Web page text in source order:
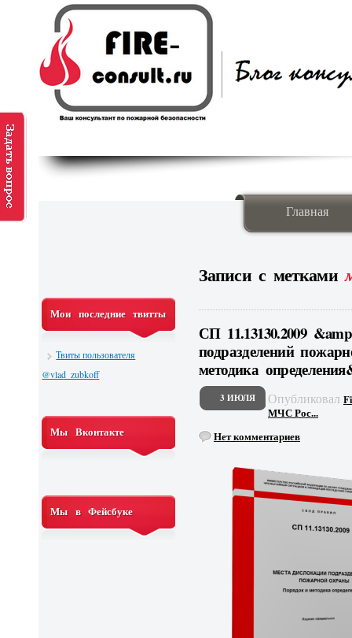
Главная
Записи с метками
СП 11.13130.2009
подразделений
методика
3 ИЮЛЯ Опубликовал
МЧС Рос...
Нет комментариев
Мои последние твитты
Твиты пользователя
@vlad_zubkoff
Мы Вконтакте
Мы в Фейсбуке